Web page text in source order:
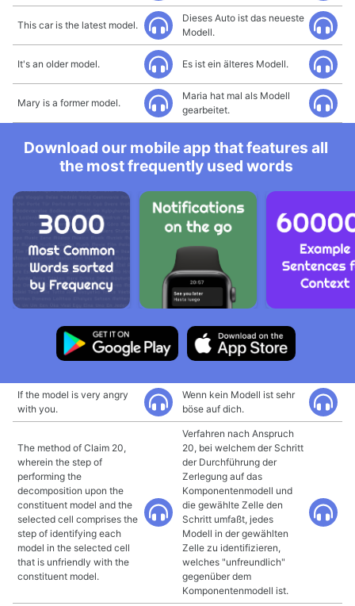
This car is the latest model.
Dieses Auto ist das neueste
Modell.
It's an older model. Es ist ein älteres Modell.
Mary is a former model.
Maria hat mal als Modell
gearbeitet.
Download our mobile app that features all
the most frequently used words
If the model is very angry
with you.
Wenn kein Modell ist sehr
böse auf dich.
The method of Claim 20,
wherein the step of
performing the
decomposition upon the
constituent model and the
selected cell comprises the
step of identifying each
model in the selected cell
that is unfriendly with the
constituent model.
Verfahren nach Anspruch
20, bei welchem der Schritt
der Durchführung der
Zerlegung auf das
Komponentenmodell und
die gewählte Zelle den
Schritt umfaßt, jedes
Modell in der gewählten
Zelle zu identifizieren,
welches "unfreundlich"
gegenüber dem
Komponentenmodell ist.